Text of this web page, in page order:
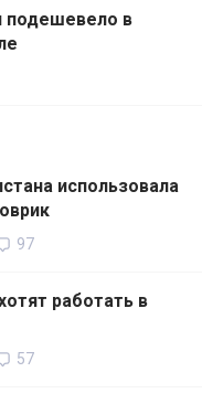
подешевело в
использовала
97
работать в
57